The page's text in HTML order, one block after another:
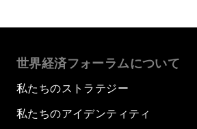
世界経済フォーラムについて
私たちのストラテジー
私たちのアイデンティティ